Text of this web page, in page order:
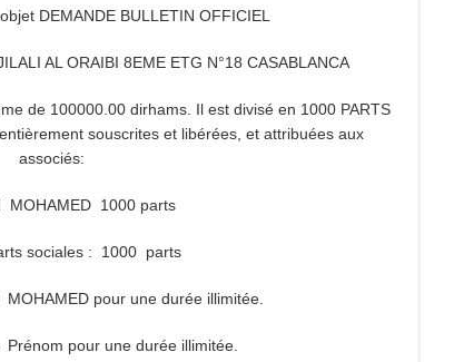
DEMANDE BULLETIN OFFICIEL
AL ORAIBI 8EME ETG N°18 CASABLANCA
de 100000.00 dirhams. Il est divisé en 1000 PARTS
souscrites et libérées, et attribuées aux
associés:
MOHAMED 1000 parts
sociales : 1000 parts
pour une durée illimitée.
pour une durée illimitée.